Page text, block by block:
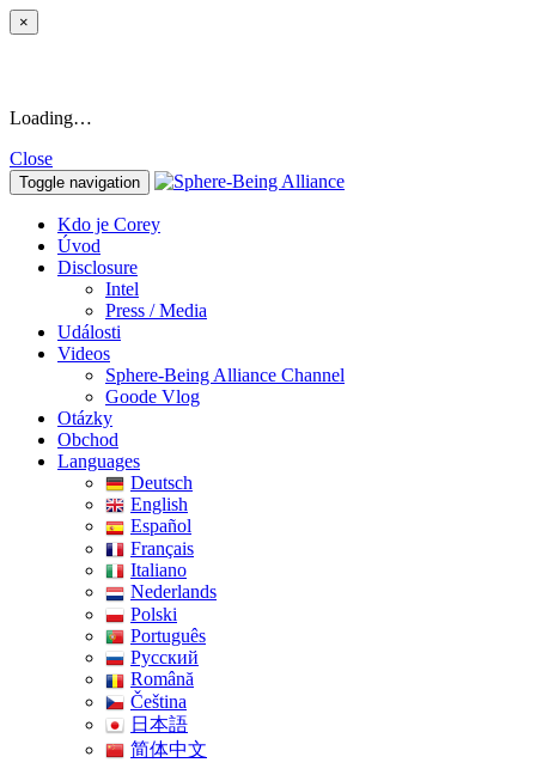
×
Loading…
Close
Toggle navigation
Kdo je Corey
Úvod
Disclosure
Intel
Press / Media
Události
Videos
Sphere-Being Alliance Channel
Goode Vlog
Otázky
Obchod
Languages
Deutsch
English
Español
Français
Italiano
Nederlands
Polski
Português
Pусский
Română
Čeština
日本語
简体中文